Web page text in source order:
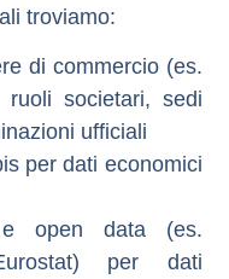
troviamo:
di commercio(es.
societari, sedi
ufficiali
per dati economici
e open data (es.
per dati